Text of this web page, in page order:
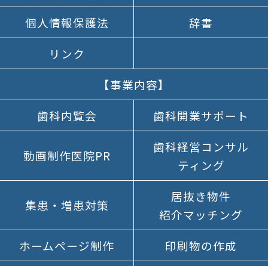
個人情報保護法
辞書
リンク
【事業内容】
歯科内覧会
歯科開業サポート
動画制作医院PR
歯科経営コンサル
ティング
集患・増患対策
居抜き物件
紹介マッチング
ホームページ制作
印刷物の作成